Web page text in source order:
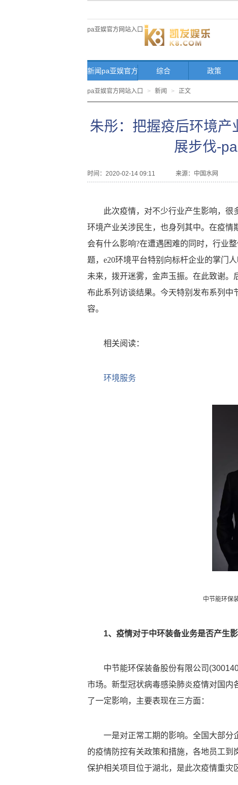
pa亚娱官方网站入口
新闻pa亚娱官方
网站入口首页
综合 政策
pa亚娱官方网站入口 > 新闻 > 正文
朱彤：把握疫后环境
展步伐-
时间：2020-02-14 09:11 来源： 中国水网
此次疫情，对不少行业产生影响，很
环境产业关涉民生，也身列其中。在疫情
会有什么影响?在遭遇困难的同时，行业
题，e20环境平台特别向标杆企业的掌门
未来，拨开迷雾，金声玉振。在此致谢。
布此系列访谈结果。今天特别发布系列
容。
相关阅读：
环境服务
中节能环保
1、疫情对于中环装备业务是否产生
中节能环保装备股份有限公司
市场。新型冠状病毒感染肺炎疫情对国内
了一定影响，主要表现在三方面：
一是对正常工期的影响。全国大部分
的疫情防控有关政策和措施，各地员工
保护相关项目位于湖北，是此次疫情重灾